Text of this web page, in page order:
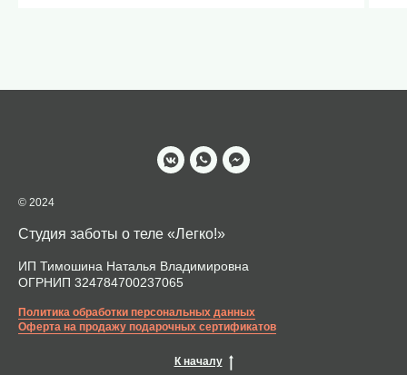
© 2024
Студия заботы о теле «Легко!»
ИП Тимошина Наталья Владимировна
ОГРНИП 324784700237065
Политика обработки персональных данных
Оферта на продажу подарочных сертификатов
К началу